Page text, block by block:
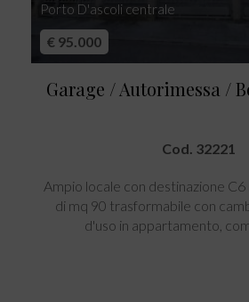
Porto D'ascoli centrale
€ 95.000
Garage / Autorimessa /
Cod. 32221
Ampio locale con destinazione C6
di mq 90 trasformabile con
d'uso in appartamento,